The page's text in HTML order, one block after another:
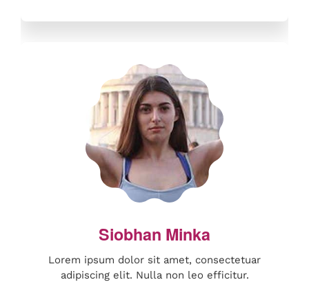
Lorem ipsum dolor sit amet, consectetuar
adipiscing elit. Nulla non leo efficitur.